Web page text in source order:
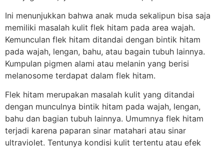
Ini menunjukkan bahwa anak muda sekalipun bisa saja
memiliki masalah kulit flek hitam pada area wajah.
Kemunculan flek hitam ditandai dengan bintik hitam
pada wajah, lengan, bahu, atau bagain tubuh lainnya.
Kumpulan pigmen alami atau melanin yang berisi
melanosome terdapat dalam flek hitam.
Flek hitam merupakan masalah kulit yang ditandai
dengan munculnya bintik hitam pada wajah, lengan,
bahu dan bagian tubuh lainnya. Umumnya flek hitam
terjadi karena paparan sinar matahari atau sinar
ultraviolet. Tentunya kondisi kulit tertentu atau efek